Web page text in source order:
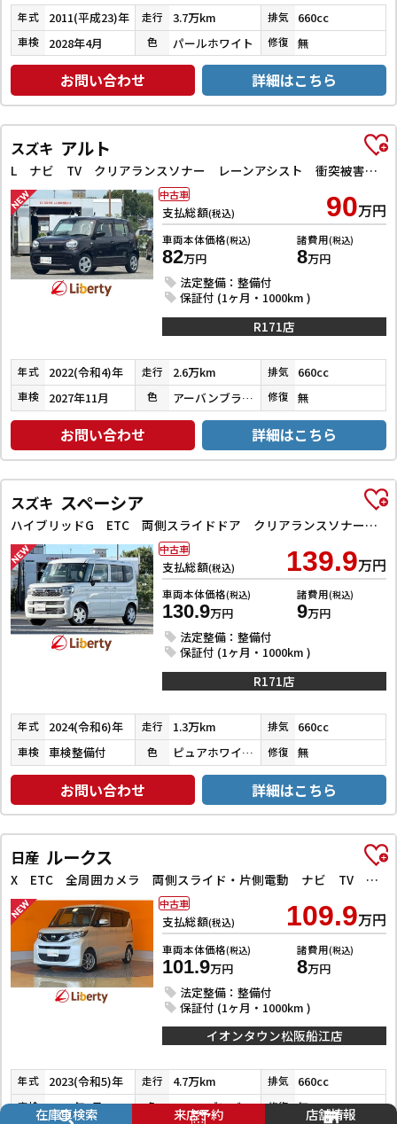
年式 2011(平成23)年 走行 3.7万km 排気 660cc
車検 2028年4月 色 パールホワイト 修復 無
お問い合わせ 詳細はこちら
スズキ アルト
L ナビ TV クリアランスソナー レーンアシスト 衝突被害軽減システム オートライト キーレスエントリー アイドリングストップ 電動格納ミラー シートヒーター CVT 盗難防止システム ABS ESC
支払総額(税込) 90万円
車両本体価格(税込)
82万円
諸費用(税込)
8万円
法定整備：整備付
保証付 (1ヶ月・1000km )
中古車
R171店
年式 2022(令和4)年 走行 2.6万km 排気 660cc
車検 2027年11月 色 アーバンブラウンパールメタリック 修復 無
お問い合わせ 詳細はこちら
スズキ スペーシア
ハイブリッドG ETC 両側スライドドア クリアランスソナー オートライト スマートキー アイドリングストップ 電動格納ミラー ベンチシート CVT エアコン
支払総額(税込) 139.9万円
車両本体価格(税込)
130.9万円
諸費用(税込)
9万円
法定整備：整備付
保証付 (1ヶ月・1000km )
中古車
R171店
年式 2024(令和6)年 走行 1.3万km 排気 660cc
車検 車検整備付 色 ピュアホワイトパール 修復 無
お問い合わせ 詳細はこちら
日産 ルークス
X ETC 全周囲カメラ 両側スライド・片側電動 ナビ TV クリアランスソナー レーンアシスト 衝突被害軽減システム オートライト スマートキー アイドリングストップ 電動格納ミラー
支払総額(税込) 109.9万円
車両本体価格(税込)
101.9万円
諸費用(税込)
8万円
法定整備：整備付
保証付 (1ヶ月・1000km )
中古車
イオンタウン松阪船江店
年式 2023(令和5)年 走行 4.7万km 排気 660cc
車検 2028年1月 色 フローズンバニラパールメタリック 修復 無
在庫車検索 来店予約 店舗情報